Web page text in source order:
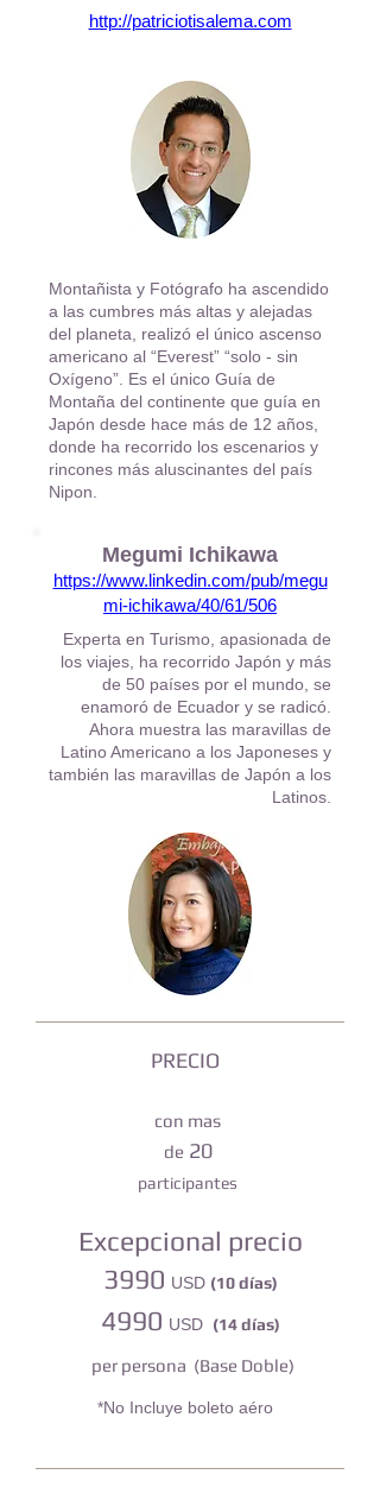
http://patriciotisalema.com
Montañista y Fotógrafo ha ascendido
a las cumbres más altas y alejadas
del planeta, realizó el único ascenso
americano al “Everest” “solo - sin
Oxígeno”. Es el único Guía de
Montaña del continente que guía en
Japón desde hace más de 12 años,
donde ha recorrido los escenarios y
rincones más aluscinantes del país
Nipon.
Megumi Ichikawa
https://www.linkedin.com/pub/megu
mi-ichikawa/40/61/506
Experta en Turismo, apasionada de
los viajes, ha recorrido Japón y más
de 50 países por el mundo, se
enamoró de Ecuador y se radicó.
Ahora muestra las maravillas de
Latino Americano a los Japoneses y
también las maravillas de Japón a los
Latinos.
PRECIO
con mas
de 20
participantes
Excepcional precio
3990 USD (10 días)
4990 USD (14 días)
per persona (Base Doble)
*No Incluye boleto aéro